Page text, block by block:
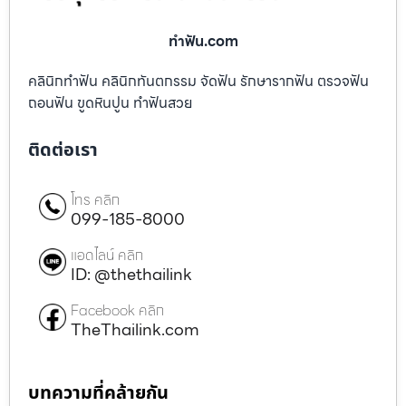
ทําฟัน.com
คลินิกทำฟัน คลินิกทันตกรรม จัดฟัน รักษารากฟัน ตรวจฟัน
ถอนฟัน ขูดหินปูน ทำฟันสวย
ติดต่อเรา
โทร คลิก
099-185-8000
แอดไลน์ คลิก
ID: @thethailink
Facebook คลิก
TheThailink.com
บทความที่คล้ายกัน